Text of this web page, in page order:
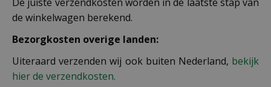
de winkelwagen berekend.
Bezorgkosten overige landen:
Uiteraard verzenden wij ook buiten Nederland, bekijk
hier de verzendkosten.